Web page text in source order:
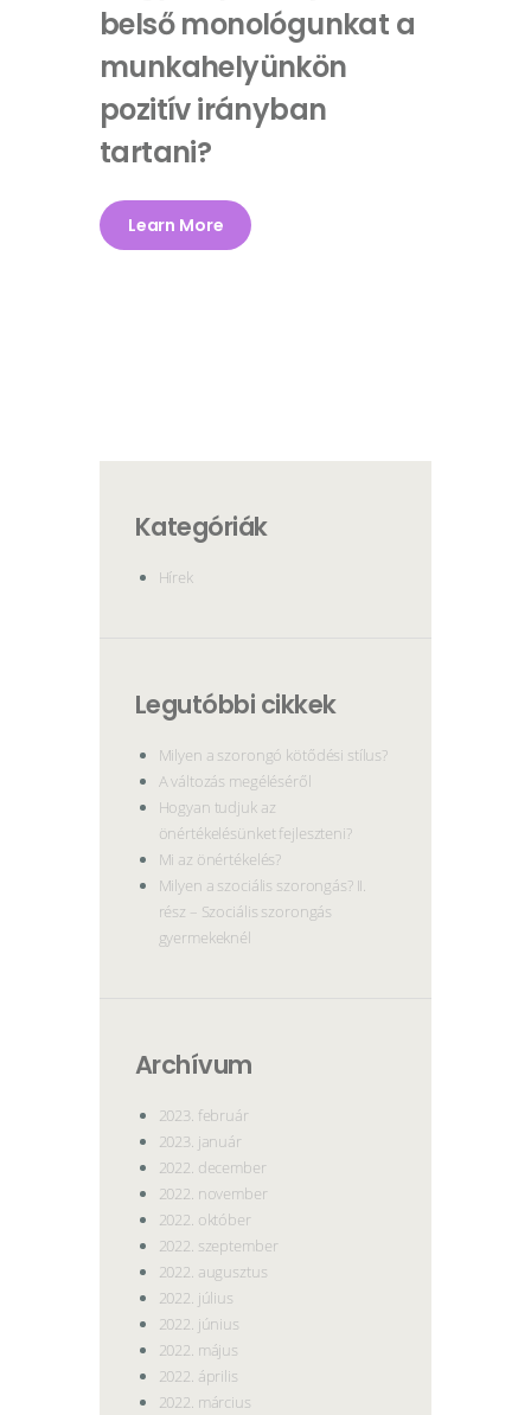
belső monológunkat a
munkahelyünkön
pozitív irányban
tartani?
Learn More
Kategóriák
Hírek
Legutóbbi cikkek
Milyen a szorongó kötődési stílus?
A változás megéléséről
Hogyan tudjuk az
önértékelésünket fejleszteni?
Mi az önértékelés?
Milyen a szociális szorongás? II.
rész – Szociális szorongás
gyermekeknél
Archívum
2023. február
2023. január
2022. december
2022. november
2022. október
2022. szeptember
2022. augusztus
2022. július
2022. június
2022. május
2022. április
2022. március